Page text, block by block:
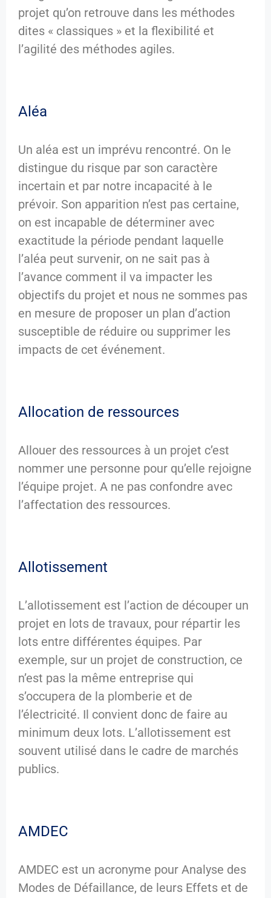
projet qu’on retrouve dans les méthodes
dites « classiques » et la flexibilité et
l’agilité des méthodes agiles.
Aléa
Un aléa est un imprévu rencontré. On le
distingue du risque par son caractère
incertain et par notre incapacité à le
prévoir. Son apparition n’est pas certaine,
on est incapable de déterminer avec
exactitude la période pendant laquelle
l’aléa peut survenir, on ne sait pas à
l’avance comment il va impacter les
objectifs du projet et nous ne sommes pas
en mesure de proposer un plan d’action
susceptible de réduire ou supprimer les
impacts de cet événement.
Allocation de ressources
Allouer des ressources à un projet c’est
nommer une personne pour qu’elle rejoigne
l’équipe projet. A ne pas confondre avec
l’affectation des ressources.
Allotissement
L’allotissement est l’action de découper un
projet en lots de travaux, pour répartir les
lots entre différentes équipes. Par
exemple, sur un projet de construction, ce
n’est pas la même entreprise qui
s’occupera de la plomberie et de
l’électricité. Il convient donc de faire au
minimum deux lots. L’allotissement est
souvent utilisé dans le cadre de marchés
publics.
AMDEC
AMDEC est un acronyme pour Analyse des
Modes de Défaillance, de leurs Effets et de